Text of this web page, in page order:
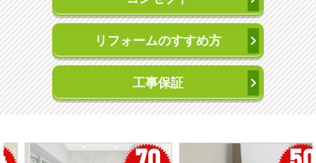
リフォームのすすめ方
工事保証